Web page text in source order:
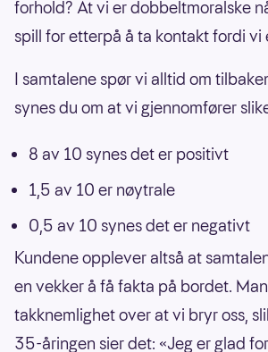
forhold? At vi er dobbeltmoralske
spill for etterpå å ta kontakt fordi vi
I samtalene spør vi alltid om
synes du om at vi gjennomfører
8 av 10 synes det er positivt
1,5 av 10 er nøytrale
0,5 av 10 synes det er negativt
Kundene opplever altså at
en vekker å få fakta på bordet.
takknemlighet over at vi bryr oss,
35-åringen sier det: «Jeg er glad